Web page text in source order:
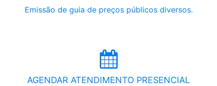
Emissão de guia de preços públicos diversos.
AGENDAR ATENDIMENTO PRESENCIAL